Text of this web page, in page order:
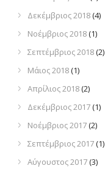
Δεκέμβριος 2018(4)
Νοέμβριος 2018(1)
Σεπτέμβριος 2018(2)
Μάιος 2018(1)
Απρίλιος 2018(2)
Δεκέμβριος 2017(1)
Νοέμβριος 2017(2)
Σεπτέμβριος 2017(1)
Αύγουστος 2017(3)